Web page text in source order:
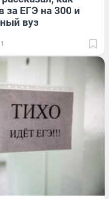
за ЕГЭ на 300 и
вуз
1